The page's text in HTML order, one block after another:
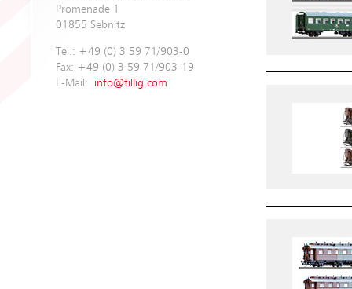
Promenade 1
01855 Sebnitz
Tel.: +49 (0) 3 59 71/903-0
Fax: +49 (0) 3 59 71/903-19
E-Mail: info@tillig.com